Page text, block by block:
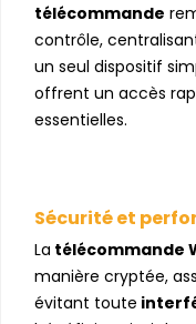
télécommande
contrôle,
un seul dispositif
offrent un accès
essentielles.
Sécurité et
La télécommande
manière cryptée,
évitant toute